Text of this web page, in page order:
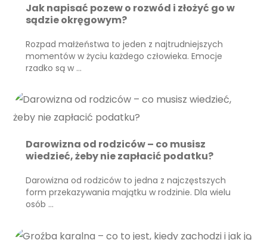
Jak napisać pozew o rozwód i złożyć go w
sądzie okręgowym?
Rozpad małżeństwa to jeden z najtrudniejszych
momentów w życiu każdego człowieka. Emocje
rzadko są w …
Darowizna od rodziców – co musisz
wiedzieć, żeby nie zapłacić podatku?
Darowizna od rodziców to jedna z najczęstszych
form przekazywania majątku w rodzinie. Dla wielu
osób …